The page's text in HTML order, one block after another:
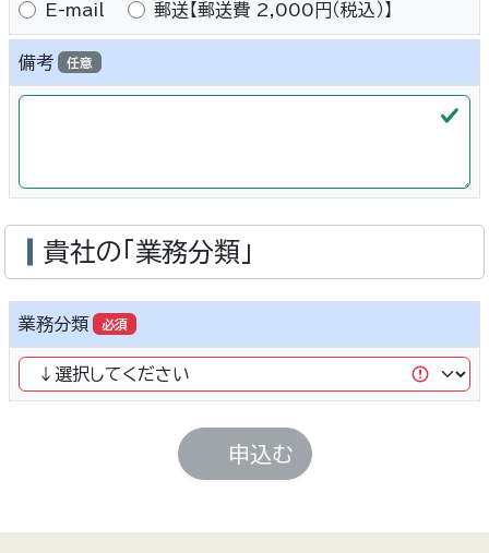
E-mail 郵送【郵送費 2,000円（税込）】
備考 任意
貴社の「業務分類」
業務分類 必須
申込む